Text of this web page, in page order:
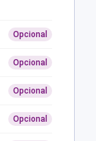
Opcional
Opcional
Opcional
Opcional